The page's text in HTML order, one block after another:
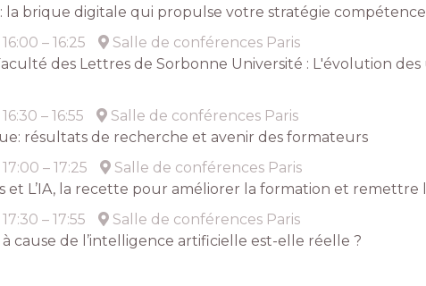
la brique digitale qui propulse votre stratégie
16:00 – 16:25
Salle de conférences Paris
des Lettres de Sorbonne Université : L'évolution
16:30 – 16:55
Salle de conférences Paris
résultats de recherche et avenir des formateurs
17:00 – 17:25
Salle de conférences Paris
et L’IA, la recette pour améliorer la formation et remettre
17:30 – 17:55
Salle de conférences Paris
cause de l’intelligence artificielle est-elle réelle ?